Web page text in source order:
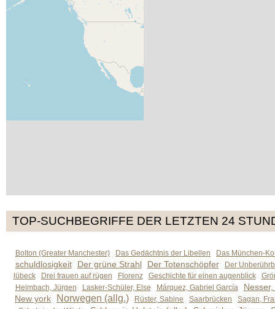
TOP-SUCHBEGRIFFE DER LETZTEN 24
Bolton (Greater Manchester) Das Gedächtnis der Libellen Das München-
schuldlosigkeit Der grüne Strahl Der Totenschöpfer
Der
lübeck
Drei frauen auf rügen Florenz Geschichte für einen augenblick
Heimbach, Jürgen
Lasker-Schüler, Else Márquez, Gabriel García
New york
Norwegen (allg.) Rüster, Sabine Saarbrücken
Sagan,